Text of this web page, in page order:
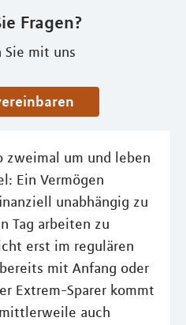
Fragen?
Sie mit uns
zweimal um und leben
Ein Vermögen
unabhängig zu
Tag arbeiten zu
erst im regulären
mit Anfang oder
Extrem-Sparer kommt
auch